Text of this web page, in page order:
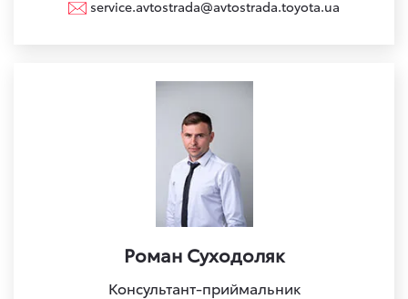
service.avtostrada@avtostrada.toyota.ua
Роман Суходоляк
Консультант-приймальник